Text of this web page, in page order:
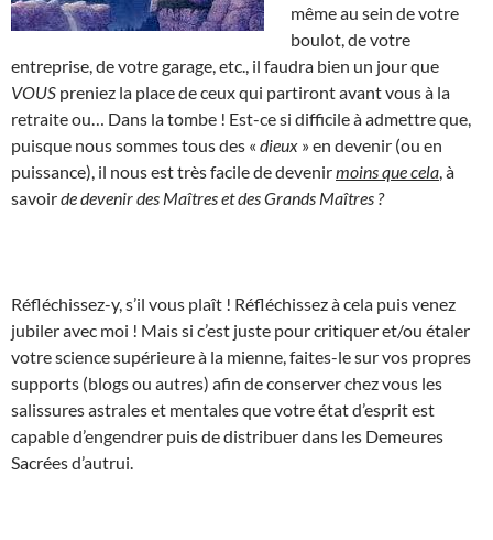
même au sein de votre
boulot, de votre
entreprise, de votre garage, etc., il faudra bien un jour que
VOUS preniez la place de ceux qui partiront avant vous à la
retraite ou… Dans la tombe ! Est-ce si difficile à admettre que,
puisque nous sommes tous des « dieux » en devenir (ou en
puissance), il nous est très facile de devenirmoins que cela , à
savoirde devenir des Maîtres et des Grands Maîtres ?
Réfléchissez-y, s’il vous plaît ! Réfléchissez à cela puis venez
jubiler avec moi ! Mais si c’est juste pour critiquer et/ou étaler
votre science supérieure à la mienne, faites-le sur vos propres
supports (blogs ou autres) afin de conserver chez vous les
salissures astrales et mentales que votre état d’esprit est
capable d’engendrer puis de distribuer dans les Demeures
Sacrées d’autrui.